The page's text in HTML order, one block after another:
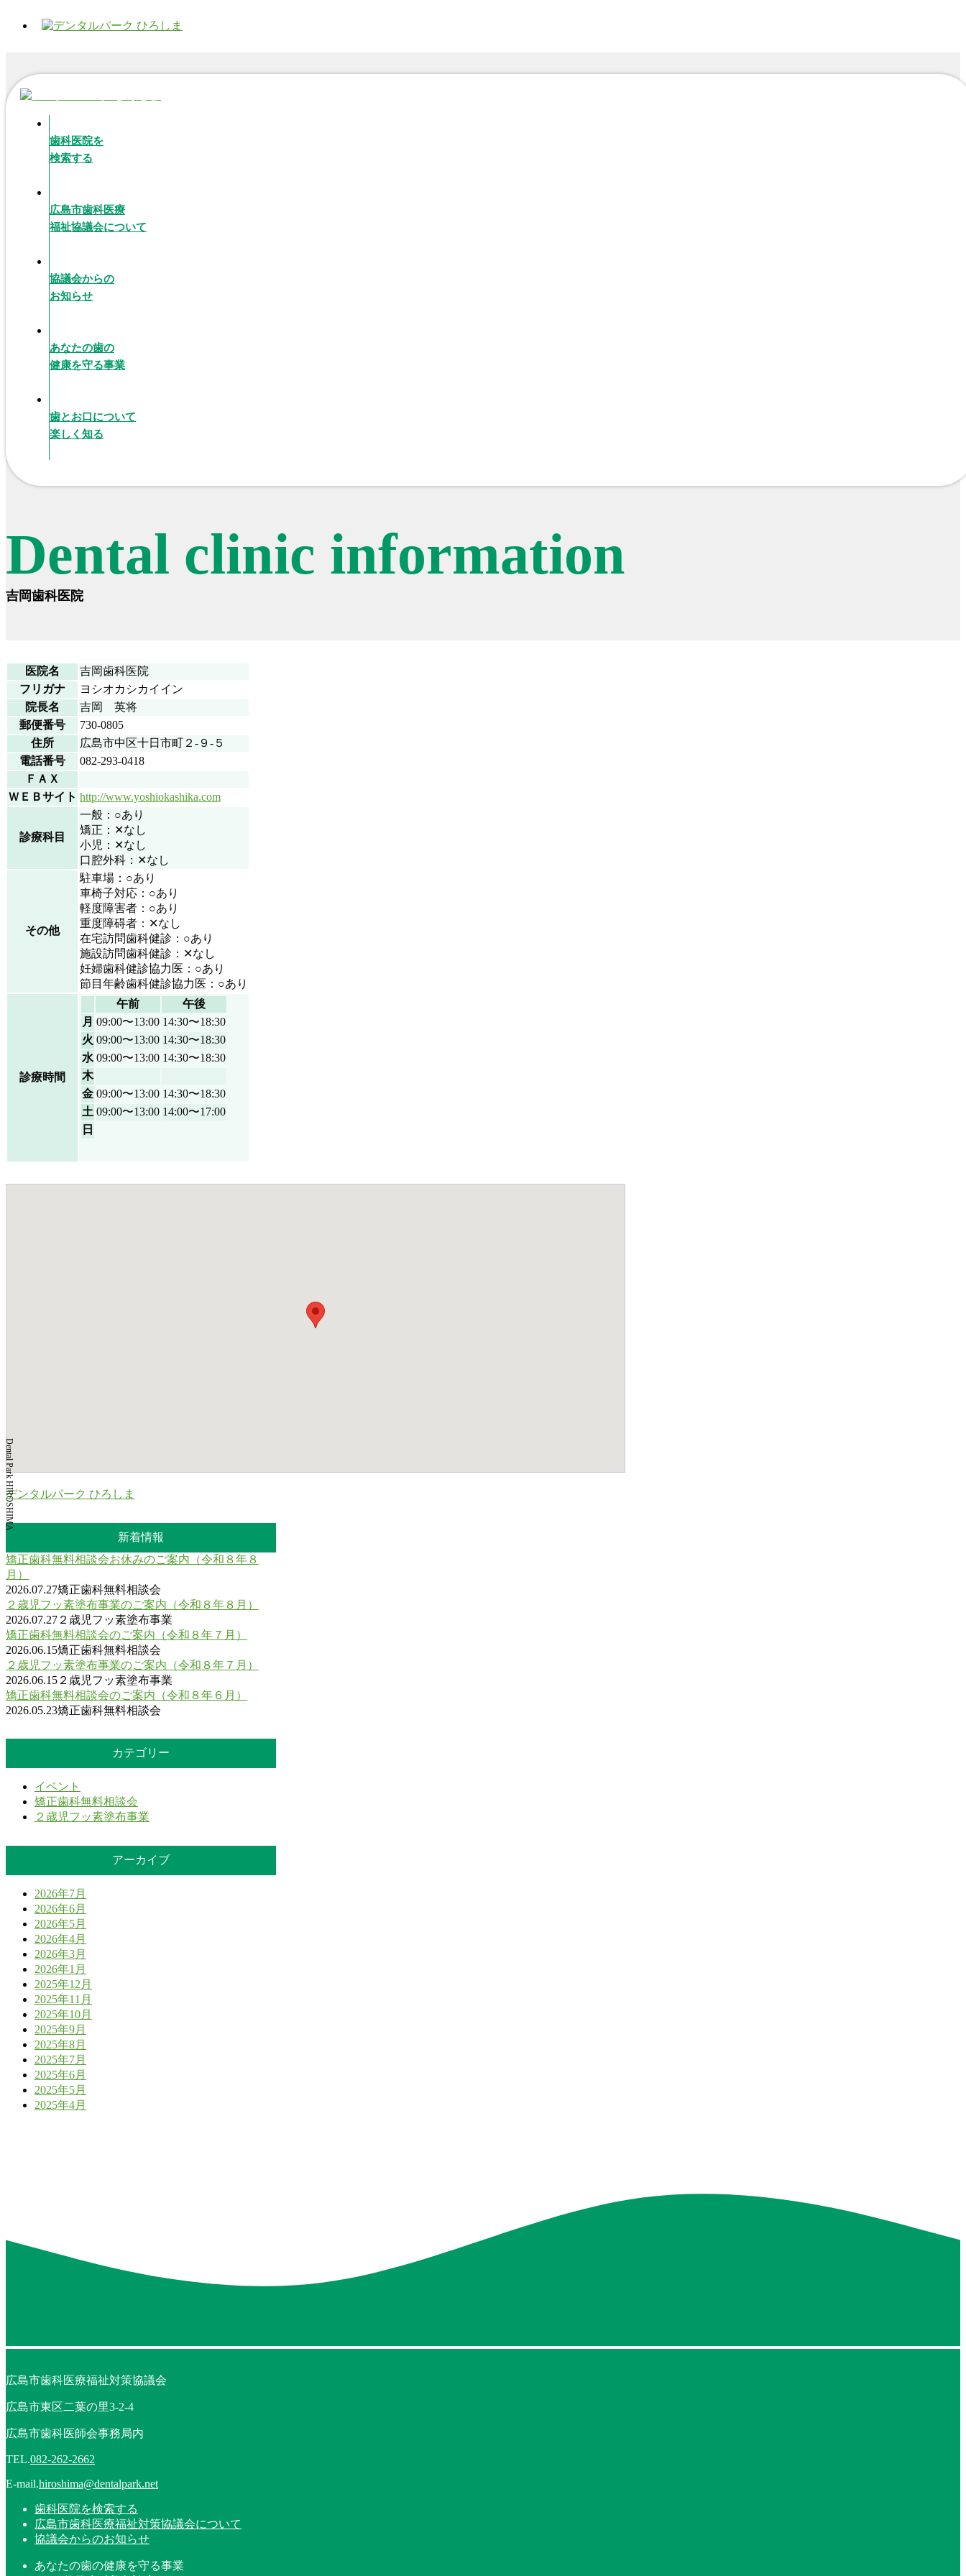
歯科医院を
検索する
広島市歯科医療
福祉協議会について
協議会からの
お知らせ
あなたの歯の
健康を守る事業
歯とお口について
楽しく知る
Dental Park HIROSHIMA
Dental clinic information
吉岡歯科医院
医院名
吉岡歯科医院
フリガナ
ヨシオカシカイイン
院長名
吉岡 英将
郵便番号
730-0805
住所
広島市中区十日市町２-９-５
電話番号
082-293-0418
ＦＡＸ
ＷＥＢサイト http://www.yoshiokashika.com
診療科目
一般：○あり
矯正：✕なし
小児：✕なし
口腔外科：✕なし
その他
駐車場：○あり
車椅子対応：○あり
軽度障害者：○あり
重度障碍者：✕なし
在宅訪問歯科健診：○あり
施設訪問歯科健診：✕なし
妊婦歯科健診協力医：○あり
節目年齢歯科健診協力医：○あり
診療時間
午前
午後
月 09:00〜13:00 14:30〜18:30
火 09:00〜13:00 14:30〜18:30
水 09:00〜13:00 14:30〜18:30
木
金 09:00〜13:00 14:30〜18:30
土 09:00〜13:00 14:00〜17:00
日
デンタルパーク ひろしま
新着情報
矯正歯科無料相談会お休みのご案内（令和８年８
月）
2026.07.27矯正歯科無料相談会
２歳児フッ素塗布事業のご案内（令和８年８月）
2026.07.27 ２歳児フッ素塗布事業
矯正歯科無料相談会のご案内（令和８年７月）
2026.06.15矯正歯科無料相談会
２歳児フッ素塗布事業のご案内（令和８年７月）
2026.06.15 ２歳児フッ素塗布事業
矯正歯科無料相談会のご案内（令和８年６月）
2026.05.23矯正歯科無料相談会
カテゴリー
イベント
矯正歯科無料相談会
２歳児フッ素塗布事業
アーカイブ
2026年7月
2026年6月
2026年5月
2026年4月
2026年3月
2026年1月
2025年12月
2025年11月
2025年10月
2025年9月
2025年8月
2025年7月
2025年6月
2025年5月
2025年4月
広島市歯科医療福祉対策協議会
広島市東区二葉の里3-2-4
広島市歯科医師会事務局内
TEL.082-262-2662
E-mail.hiroshima@dentalpark.net
歯科医院を検索する
広島市歯科医療福祉対策協議会について
協議会からのお知らせ
あなたの歯の健康を守る事業